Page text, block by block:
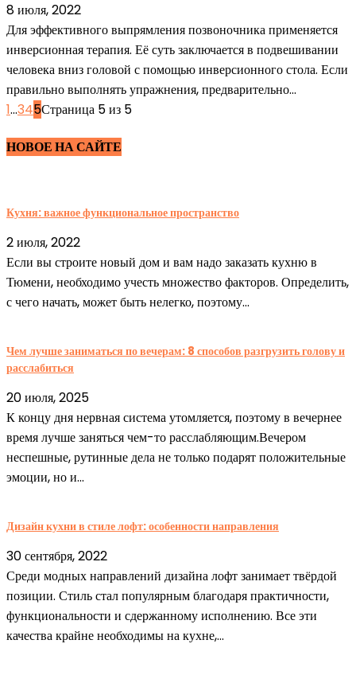
8 июля, 2022
Для эффективного выпрямления позвоночника применяется
инверсионная терапия. Её суть заключается в подвешивании
человека вниз головой с помощью инверсионного стола. Если
правильно выполнять упражнения, предварительно...
1...345Страница 5 из 5
НОВОЕ НА САЙТЕ
Кухня: важное функциональное пространство
2 июля, 2022
Если вы строите новый дом и вам надо заказать кухню в
Тюмени, необходимо учесть множество факторов. Определить,
с чего начать, может быть нелегко, поэтому...
Чем лучше заниматься по вечерам: 8 способов разгрузить голову и
расслабиться
20 июля, 2025
К концу дня нервная система утомляется, поэтому в вечернее
время лучше заняться чем-то расслабляющим.Вечером
неспешные, рутинные дела не только подарят положительные
эмоции, но и...
Дизайн кухни в стиле лофт: особенности направления
30 сентября, 2022
Среди модных направлений дизайна лофт занимает твёрдой
позиции. Стиль стал популярным благодаря практичности,
функциональности и сдержанному исполнению. Все эти
качества крайне необходимы на кухне,...